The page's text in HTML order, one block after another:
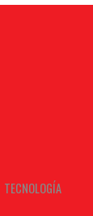
TECNOLOGÍA